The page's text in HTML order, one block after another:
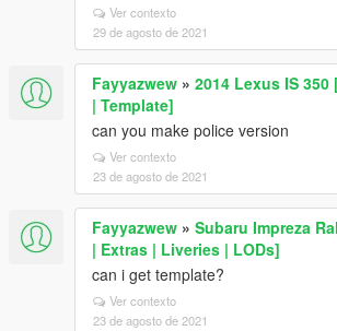
Ver contexto
29 de agosto de 2021
Fayyazwew » 2014 Lexus IS
| Template]
can you make police version
Ver contexto
23 de agosto de 2021
Fayyazwew » Subaru Impreza
| Extras | Liveries | LODs]
can i get template?
Ver contexto
23 de agosto de 2021